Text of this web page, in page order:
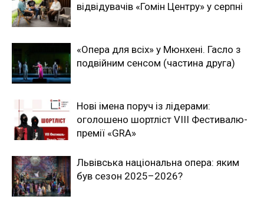
відвідувачів «Гомін Центру» у серпні
«Опера для всіх» у Мюнхені. Гасло з
подвійним сенсом (частина друга)
Нові імена поруч із лідерами:
оголошено шортліст VIII Фестивалю-
премії «GRA»
Львівська національна опера: яким
був сезон 2025–2026?